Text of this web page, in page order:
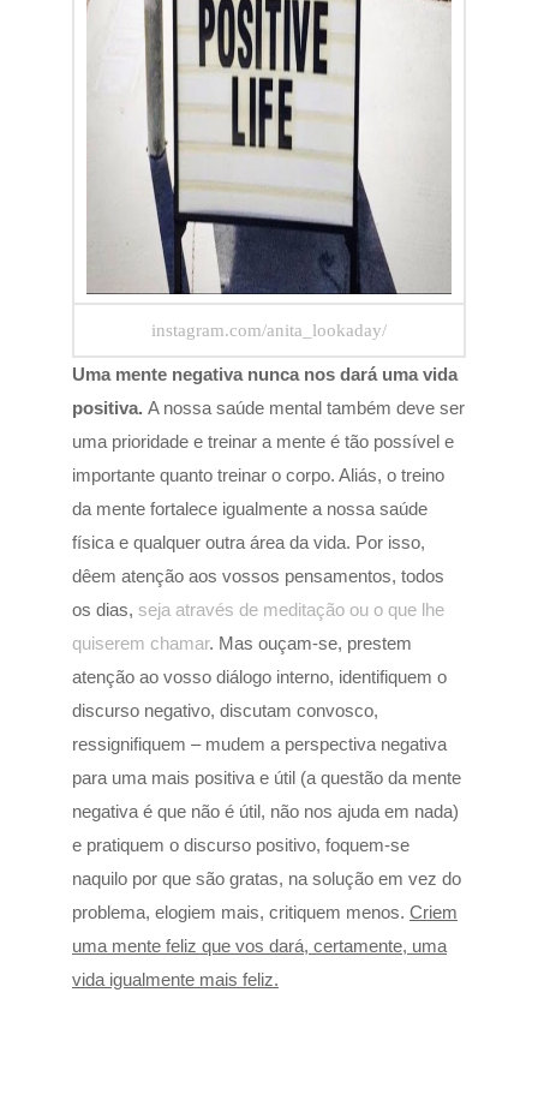
instagram.com/anita_lookaday/
Uma mente negativa nunca nos dará uma vida
positiva. A nossa saúde mental também deve ser
uma prioridade e treinar a mente é tão possível e
importante quanto treinar o corpo. Aliás, o treino
da mente fortalece igualmente a nossa saúde
física e qualquer outra área da vida. Por isso,
dêem atenção aos vossos pensamentos, todos
os dias, seja através de meditação ou o que lhe
quiserem chamar. Mas ouçam-se, prestem
atenção ao vosso diálogo interno, identifiquem o
discurso negativo, discutam convosco,
ressignifiquem – mudem a perspectiva negativa
para uma mais positiva e útil (a questão da mente
negativa é que não é útil, não nos ajuda em nada)
e pratiquem o discurso positivo, foquem-se
naquilo por que são gratas, na solução em vez do
problema, elogiem mais, critiquem menos. Criem
uma mente feliz que vos dará, certamente, uma
vida igualmente mais feliz.